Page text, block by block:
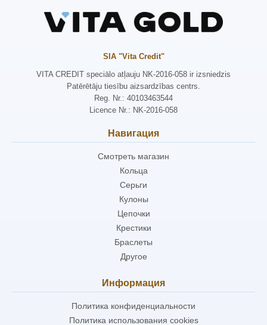
SIA "Vita Credit"
VITA CREDIT speciālo atļauju NK-2016-058 ir izsniedzis
Patērētāju tiesību aizsardzības centrs.
Reg. Nr.: 40103463544
Licence Nr.: NK-2016-058
Навигация
Смотреть магазин
Кольца
Серьги
Кулоны
Цепочки
Крестики
Браслеты
Другое
Информация
Политика конфиденциальности
Политика использования cookies